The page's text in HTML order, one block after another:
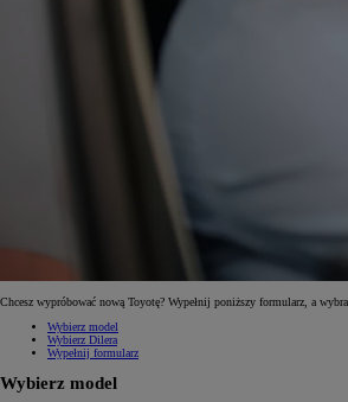
Chcesz wypróbować nową Toyotę? Wypełnij poniższy formularz, a
Wybierz model
Wybierz Dilera
Wypełnij formularz
Wybierz model